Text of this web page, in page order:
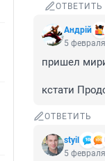
ОТВЕТИТЬ
Андрiй
5
пришел
кстати
ОТВЕТИТЬ
styil
5